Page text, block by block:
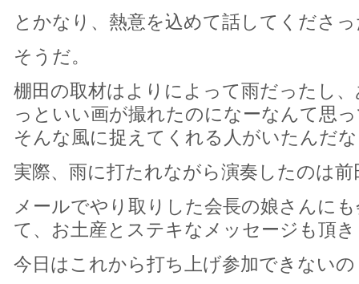
とかなり、熱意を込めて話してくださ
そうだ。
棚田の取材はよりによって雨だったし
っといい画が撮れたのになーなんて思
そんな風に捉えてくれる人がいたんだ
実際、雨に打たれながら演奏したのは
メールでやり取りした会長の娘さんに
て、お土産とステキなメッセージも頂
今日はこれから打ち上げ参加できない